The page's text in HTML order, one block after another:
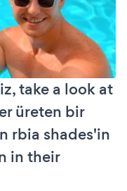
take a look at
üreten bir
rbia shades'in
in their